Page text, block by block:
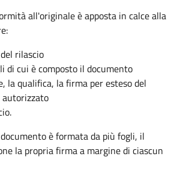
all'originale è apposta in calce alla
rilascio
di cui è composto il documento
la qualifica, la firma per esteso del
è formata da più fogli, il
la propria firma a margine di ciascun